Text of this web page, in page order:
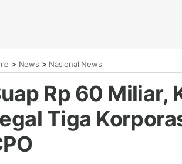
> News > Nasional News
Rp 60 Miliar,
Tiga